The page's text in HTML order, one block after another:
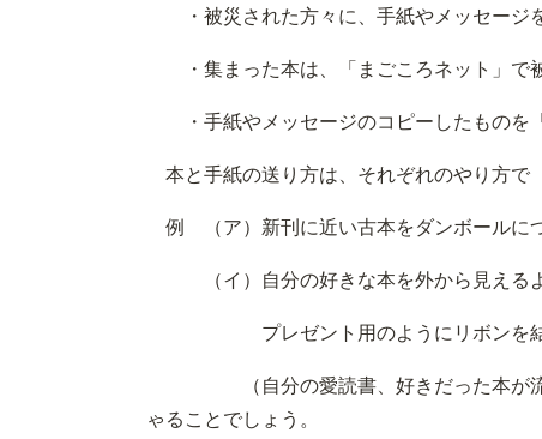
・被災された方々に、手紙やメッセージを
・集まった本は、「まごころネット」で被
・手紙やメッセージのコピーしたものを「
本と手紙の送り方は、それぞれのやり方で
例 （ア）新刊に近い古本をダンボールに
（イ）自分の好きな本を外から見えるよ
プレゼント用のようにリボンを
（自分の愛読書、好きだった本が流さ
ゃることでしょう。